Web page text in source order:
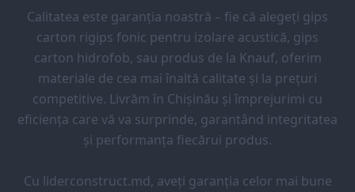
Calitatea este garanția noastră – fie că alegeți gips
carton rigips fonic pentru izolare acustică, gips
carton hidrofob, sau produs de la Knauf, oferim
materiale de cea mai înaltă calitate și la prețuri
competitive. Livrăm în Chișinău și împrejurimi cu
eficiența care vă va surprinde, garantând integritatea
și performanța fiecărui produs.
Cu liderconstruct.md, aveți garanția celor mai bune